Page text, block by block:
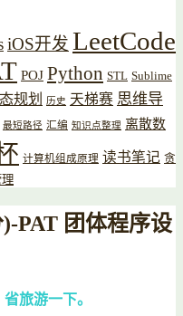
iOS开发 LeetCode
POJ Python STL Sublime
规划 历史 天梯赛 思维导
最短路径 汇编 知识点整理 离散数
计算机组成原理 读书笔记 贪
PAT 团体程序设
旅游一下。